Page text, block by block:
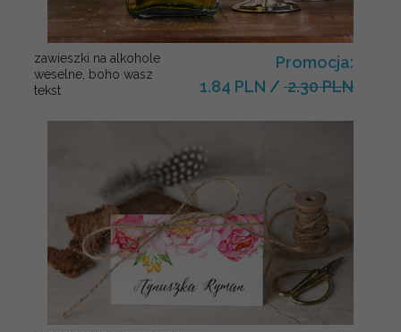
zawieszki na alkohole
weselne, boho wasz
tekst
Promocja:
1.84 PLN / 2.30 PLN